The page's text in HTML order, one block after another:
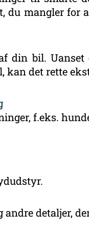
du mangler
din bil.
kan det rette
f.eks.
detaljer,